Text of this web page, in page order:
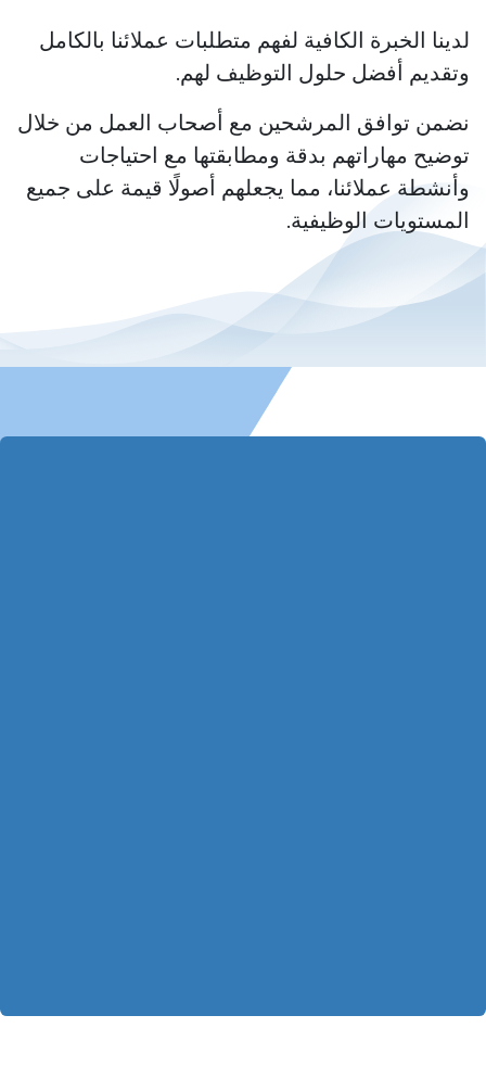
لدينا الخبرة الكافية لفهم متطلبات عملائنا بالكامل
وتقديم أفضل حلول التوظيف لهم.
نضمن توافق المرشحين مع أصحاب العمل من خلال
توضيح مهاراتهم بدقة ومطابقتها مع احتياجات
وأنشطة عملائنا، مما يجعلهم أصولًا قيمة على جميع
المستويات الوظيفية.